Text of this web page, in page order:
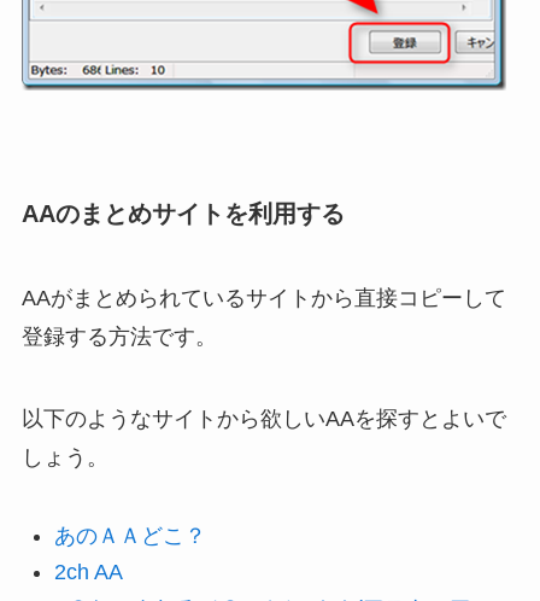
AAのまとめサイトを利用する
AAがまとめられているサイトから直接コピーして
登録する方法です。
以下のようなサイトから欲しいAAを探すとよいで
しょう。
あのＡＡどこ？
2ch AA